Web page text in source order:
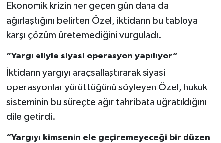
Ekonomik krizin her geçen gün daha da
ağırlaştığını belirten Özel, iktidarın bu tabloya
karşı çözüm üretemediğini vurguladı.
“Yargı eliyle siyasi operasyon yapılıyor”
İktidarın yargıyı araçsallaştırarak siyasi
operasyonlar yürüttüğünü söyleyen Özel, hukuk
sisteminin bu süreçte ağır tahribata uğratıldığını
dile getirdi.
“Yargıyı kimsenin ele geçiremeyeceği bir düzen